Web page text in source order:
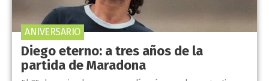
Diego eterno: a tres años de la
partida de Maradona
ANIVERSARIO